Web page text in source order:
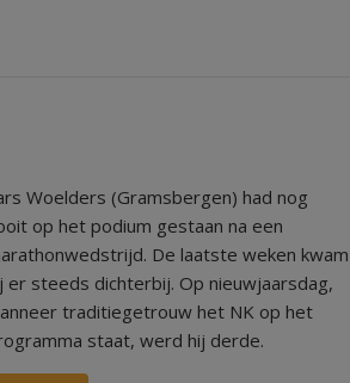
Woelders (Gramsbergen) had nog
op het podium gestaan na een
De laatste weken kwam
er steeds dichterbij. Op nieuwjaarsdag,
traditiegetrouw het NK op het
staat, werd hij derde.